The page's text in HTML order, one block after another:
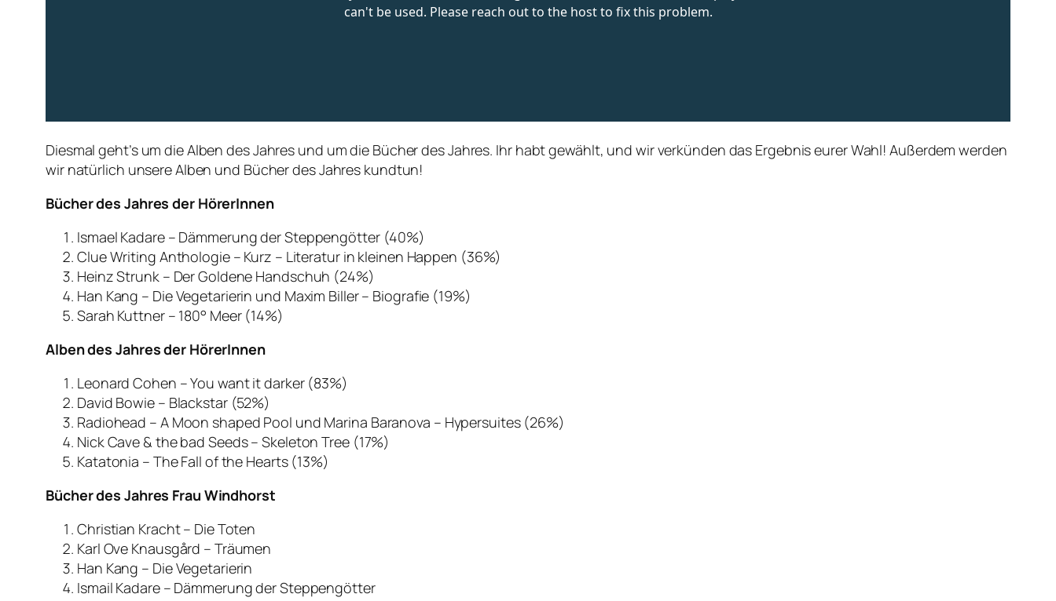
Diesmal geht’s um die Alben des Jahres und um die Bücher des Jahres. Ihr habt gewählt, und wir verkünden das Ergebnis eurer Wahl! Außerdem werden
wir natürlich unsere Alben und Bücher des Jahres kundtun!
Bücher des Jahres der HörerInnen
Ismael Kadare – Dämmerung der Steppengötter (40%)
Clue Writing Anthologie – Kurz – Literatur in kleinen Happen (36%)
Heinz Strunk – Der Goldene Handschuh (24%)
Han Kang – Die Vegetarierin und Maxim Biller – Biografie (19%)
Sarah Kuttner – 180° Meer (14%)
Alben des Jahres der HörerInnen
Leonard Cohen – You want it darker (83%)
David Bowie – Blackstar (52%)
Radiohead – A Moon shaped Pool und Marina Baranova – Hypersuites (26%)
Nick Cave & the bad Seeds – Skeleton Tree (17%)
Katatonia – The Fall of the Hearts (13%)
Bücher des Jahres Frau Windhorst
Christian Kracht – Die Toten
Karl Ove Knausgård – Träumen
Han Kang – Die Vegetarierin
Ismail Kadare – Dämmerung der Steppengötter